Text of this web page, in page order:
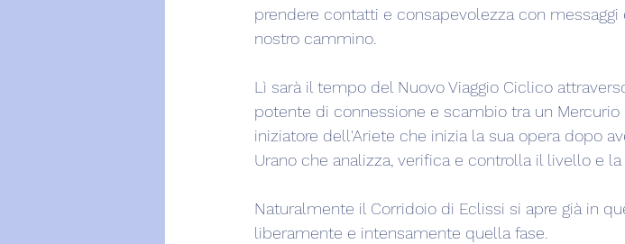
prendere contatti e consapevolezza con
nostro cammino.
Lì sarà il tempo del Nuovo Viaggio Ciclico
potente di connessione e scambio tra un
iniziatore dell'Ariete che inizia la sua opera dopo
Urano che analizza, verifica e controlla il livello e
Naturalmente il Corridoio di Eclissi si apre già in
liberamente e intensamente quella fase.